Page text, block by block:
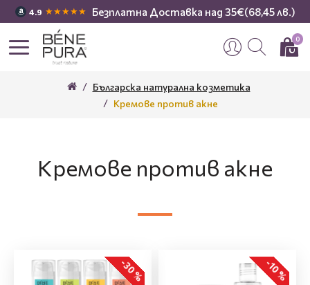
4.9 ★★★★★ Безплатна Доставка над 35€(68,45 лв.)
0
Българска натурална козметика
Кремове против акне
Кремове против акне
-30 % -10 %